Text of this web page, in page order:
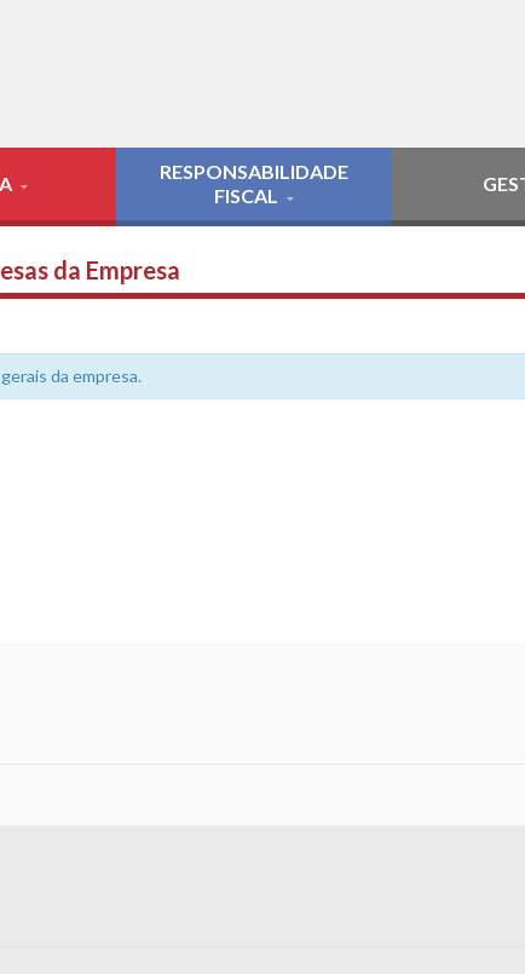
RESPONSABILIDADE
FISCAL
da Empresa
da empresa.